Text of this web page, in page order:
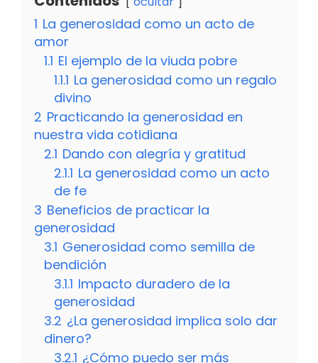
1 La generosidad como un acto de
amor
1.1 El ejemplo de la viuda pobre
1.1.1 La generosidad como un regalo
divino
2 Practicando la generosidad en
nuestra vida cotidiana
2.1 Dando con alegría y gratitud
2.1.1 La generosidad como un acto
de fe
3 Beneficios de practicar la
generosidad
3.1 Generosidad como semilla de
bendición
3.1.1 Impacto duradero de la
generosidad
3.2 ¿La generosidad implica solo dar
dinero?
3.2.1 ¿Cómo puedo ser más